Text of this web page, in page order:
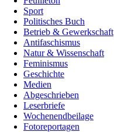
Sport
Politisches Buch
Betrieb & Gewerkschaft
Antifaschismus
Natur & Wissenschaft
Feminismus
Geschichte
Medien
Abgeschrieben
Leserbriefe
Wochenendbeilage
Fotoreportagen